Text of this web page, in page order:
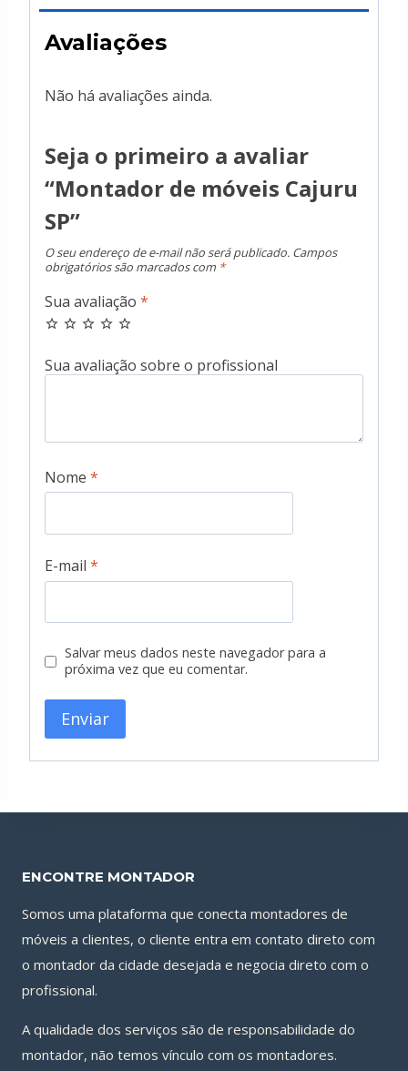
Avaliações
Não há avaliações ainda.
Seja o primeiro a avaliar
“Montador de móveis Cajuru
SP”
O seu endereço de e-mail não será publicado. Campos
obrigatórios são marcados com *
Sua avaliação *
Nome *
E-mail *
Salvar meus dados neste navegador para a
próxima vez que eu comentar.
ENCONTRE MONTADOR
Somos uma plataforma que conecta montadores de
móveis a clientes, o cliente entra em contato direto com
o montador da cidade desejada e negocia direto com o
profissional.
A qualidade dos serviços são de responsabilidade do
montador, não temos vínculo com os montadores.